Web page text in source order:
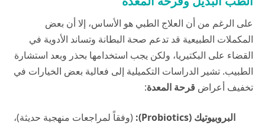
على الرغم من أن العلاج الطبي هو الأساس، إلا أن بعض
المكملات الطبيعية قد تدعم صحة البطانة وتساند الأدوية في
القضاء على البكتيريا، ولكن يجب استخدامها بحذر وبعد استشارة
الطبيب. تشير الدراسات التكميلية إلى فعالية بعض الخيارات في
تخفيف أعراض قرحة المعدة:
البروبيوتيك (Probiotics):
(وفقاً لمراجعات منهجية حديثة)،